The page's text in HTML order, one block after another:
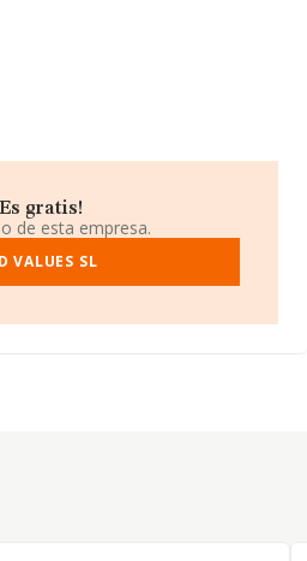
gratis!
de esta empresa.
VALUES SL